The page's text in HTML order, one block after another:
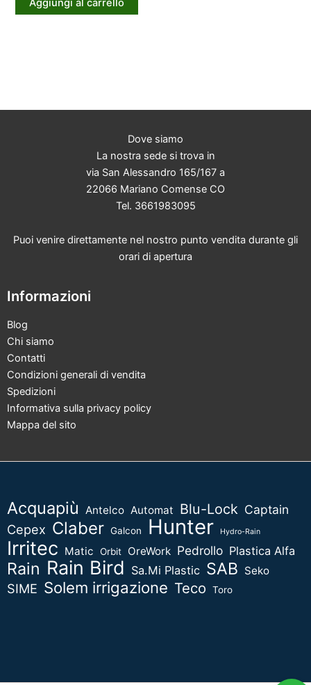
Aggiungi al carrello
Dove siamo
La nostra sede si trova in
via San Alessandro 165/167 a
22066 Mariano Comense CO
Tel. 3661983095
Puoi venire direttamente nel nostro punto vendita durante gli
orari di apertura
Informazioni
Blog
Chi siamo
Contatti
Condizioni generali di vendita
Spedizioni
Informativa sulla privacy policy
Mappa del sito
Acquapiù Antelco Automat Blu-Lock Captain
Cepex Claber Galcon Hunter Hydro-Rain
Irritec Matic Orbit OreWork Pedrollo Plastica Alfa
Rain Rain Bird Sa.Mi Plastic SAB Seko
SIME Solem irrigazione Teco Toro